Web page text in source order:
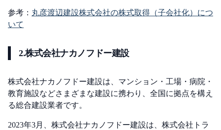
参考： 丸彦渡辺建設株式会社の株式取得（子会社化）につ
いて
2.株式会社ナカノフドー建設
株式会社ナカノフドー建設は、マンション・工場・病院・
教育施設などさまざまな建設に携わり、全国に拠点を構え
る総合建設業者です。
2023年3月、株式会社ナカノフドー建設は、株式会社トラ